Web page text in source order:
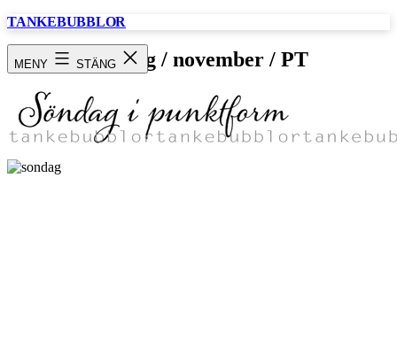
Hoppa
TANKEBUBBLOR
MENY STÄNG
Söndag / november / PT